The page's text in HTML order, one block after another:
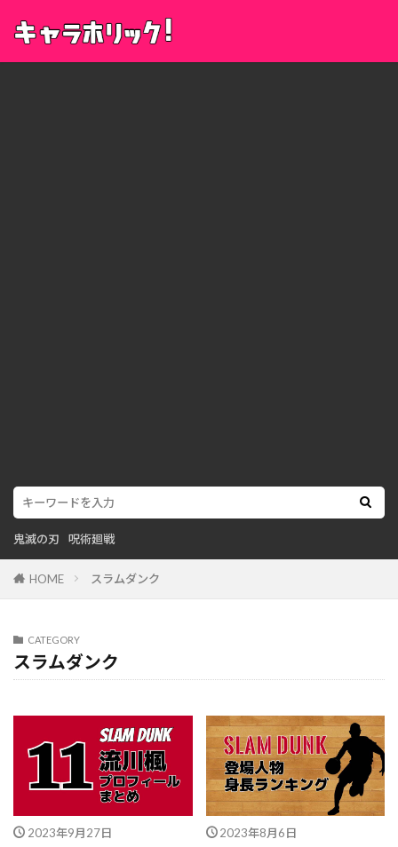
鬼滅の刃 呪術廻戦
HOME スラムダンク
CATEGORY
スラムダンク
2023年9月27日 2023年8月6日